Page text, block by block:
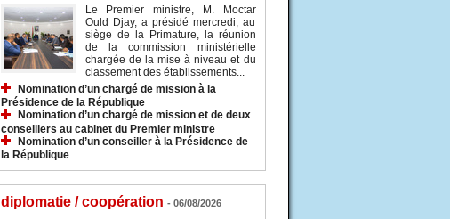
Le Premier ministre, M. Moctar
Ould Djay, a présidé mercredi, au
siège de la Primature, la réunion
de la commission ministérielle
chargée de la mise à niveau et du
classement des établissements...
Nomination d’un chargé de mission à la
Présidence de la République
Nomination d’un chargé de mission et de deux
conseillers au cabinet du Premier ministre
Nomination d’un conseiller à la Présidence de
la République
diplomatie / coopération - 06/08/2026